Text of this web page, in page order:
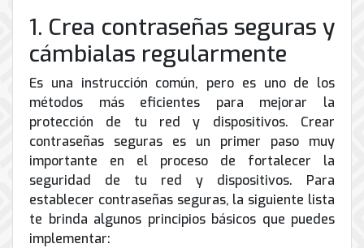
Servicio
de
Internet
1. Crea contraseñas seguras y
cámbialas regularmente
Es una instrucción común, pero es uno de los
métodos más eficientes para mejorar la
protección de tu red y dispositivos. Crear
contraseñas seguras es un primer paso muy
importante en el proceso de fortalecer la
seguridad de tu red y dispositivos. Para
establecer contraseñas seguras, la siguiente lista
te brinda algunos principios básicos que puedes
implementar: